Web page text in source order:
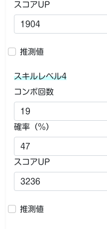
スコアUP
推測値
スキルレベル4
コンボ回数
確率（％）
スコアUP
推測値